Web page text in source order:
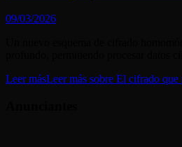
09/03/2026
Leer másLeer más sobre El cifrado